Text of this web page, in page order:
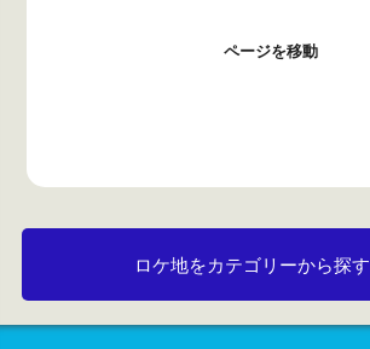
ページを移動
ロケ地をカテゴリーから探す